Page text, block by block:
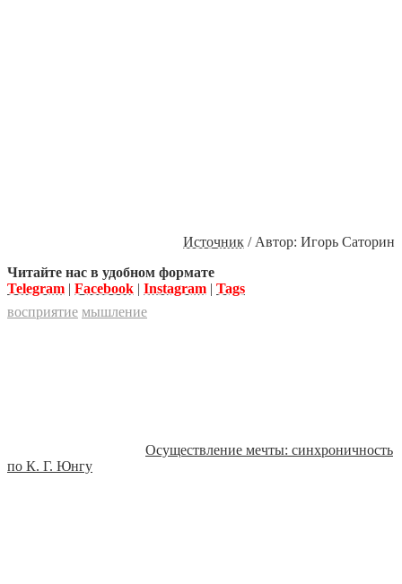
Источник / Автор: Игорь Саторин
Читайте нас в удобном формате
Telegram | Facebook | Instagram | Tags
восприятие мышление
Осуществление мечты: синхроничность
по К. Г. Юнгу